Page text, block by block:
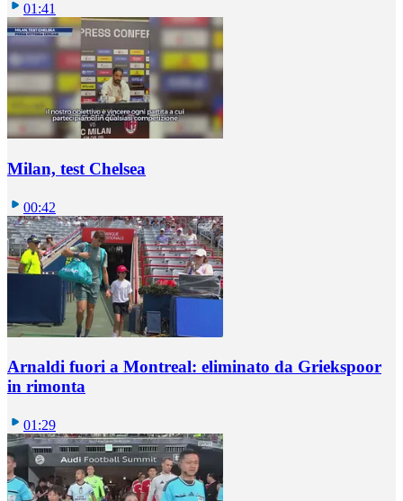
01:41
Milan, test Chelsea
00:42
Arnaldi fuori a Montreal: eliminato da Griekspoor
in rimonta
01:29